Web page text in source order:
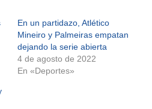
En un partidazo, Atlético
Mineiro y Palmeiras empatan
dejando la serie abierta
4 de agosto de 2022
En «Deportes»